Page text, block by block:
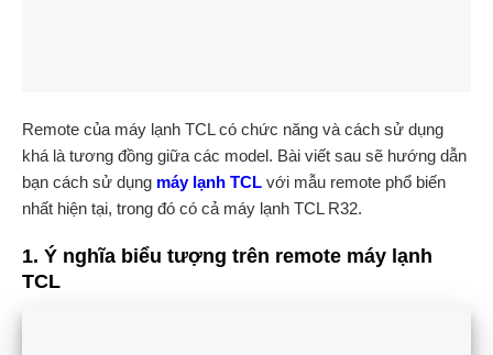
Remote của máy lạnh TCL có chức năng và cách sử dụng
khá là tương đồng giữa các model. Bài viết sau sẽ hướng dẫn
bạn cách sử dụng máy lạnh TCL với mẫu remote phổ biến
nhất hiện tại, trong đó có cả máy lạnh TCL R32.
1. Ý nghĩa biểu tượng trên remote máy lạnh
TCL